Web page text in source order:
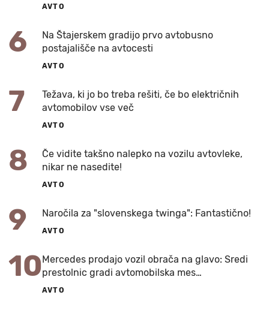
AVTO
6
Na Štajerskem gradijo prvo avtobusno
postajališče na avtocesti
AVTO
7
Težava, ki jo bo treba rešiti, če bo električnih
avtomobilov vse več
AVTO
8
Če vidite takšno nalepko na vozilu avtovleke,
nikar ne nasedite!
AVTO
9 Naročila za "slovenskega twinga": Fantastično!
AVTO
10Mercedes prodajo vozil obrača na glavo: Sredi
prestolnic gradi avtomobilska mes…
AVTO